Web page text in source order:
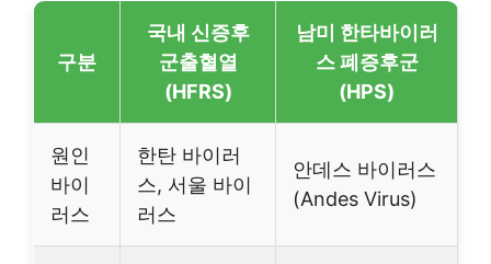
구분
국내 신증후
군출혈열
(HFRS)
남미 한타바이러
스 폐증후군
(HPS)
원인
바이
러스
한탄 바이러
스, 서울 바이
러스
안데스 바이러스
(Andes Virus)